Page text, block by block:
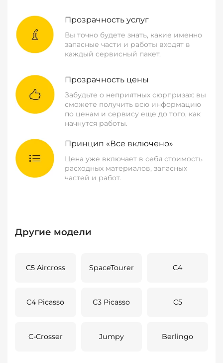
Прозрачность услуг
Вы точно будете знать, какие именно
запасные части и работы входят в
каждый сервисный пакет.
Прозрачность цены
Забудьте о неприятных сюрпризах: вы
сможете получить всю информацию
по ценам и сервису еще до того, как
начнутся работы.
Принцип «Все включено»
Цена уже включает в себя стоимость
расходных материалов, запасных
частей и работ.
Другие модели
C5 Aircross SpaceTourer C4
C4 Picasso C3 Picasso C5
C-Crosser Jumpy Berlingo